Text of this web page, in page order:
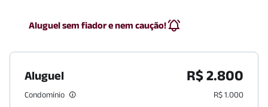
Aluguel sem fiador e nem caução!
Aluguel R$ 2.800
Condomínio
R$ 1.000